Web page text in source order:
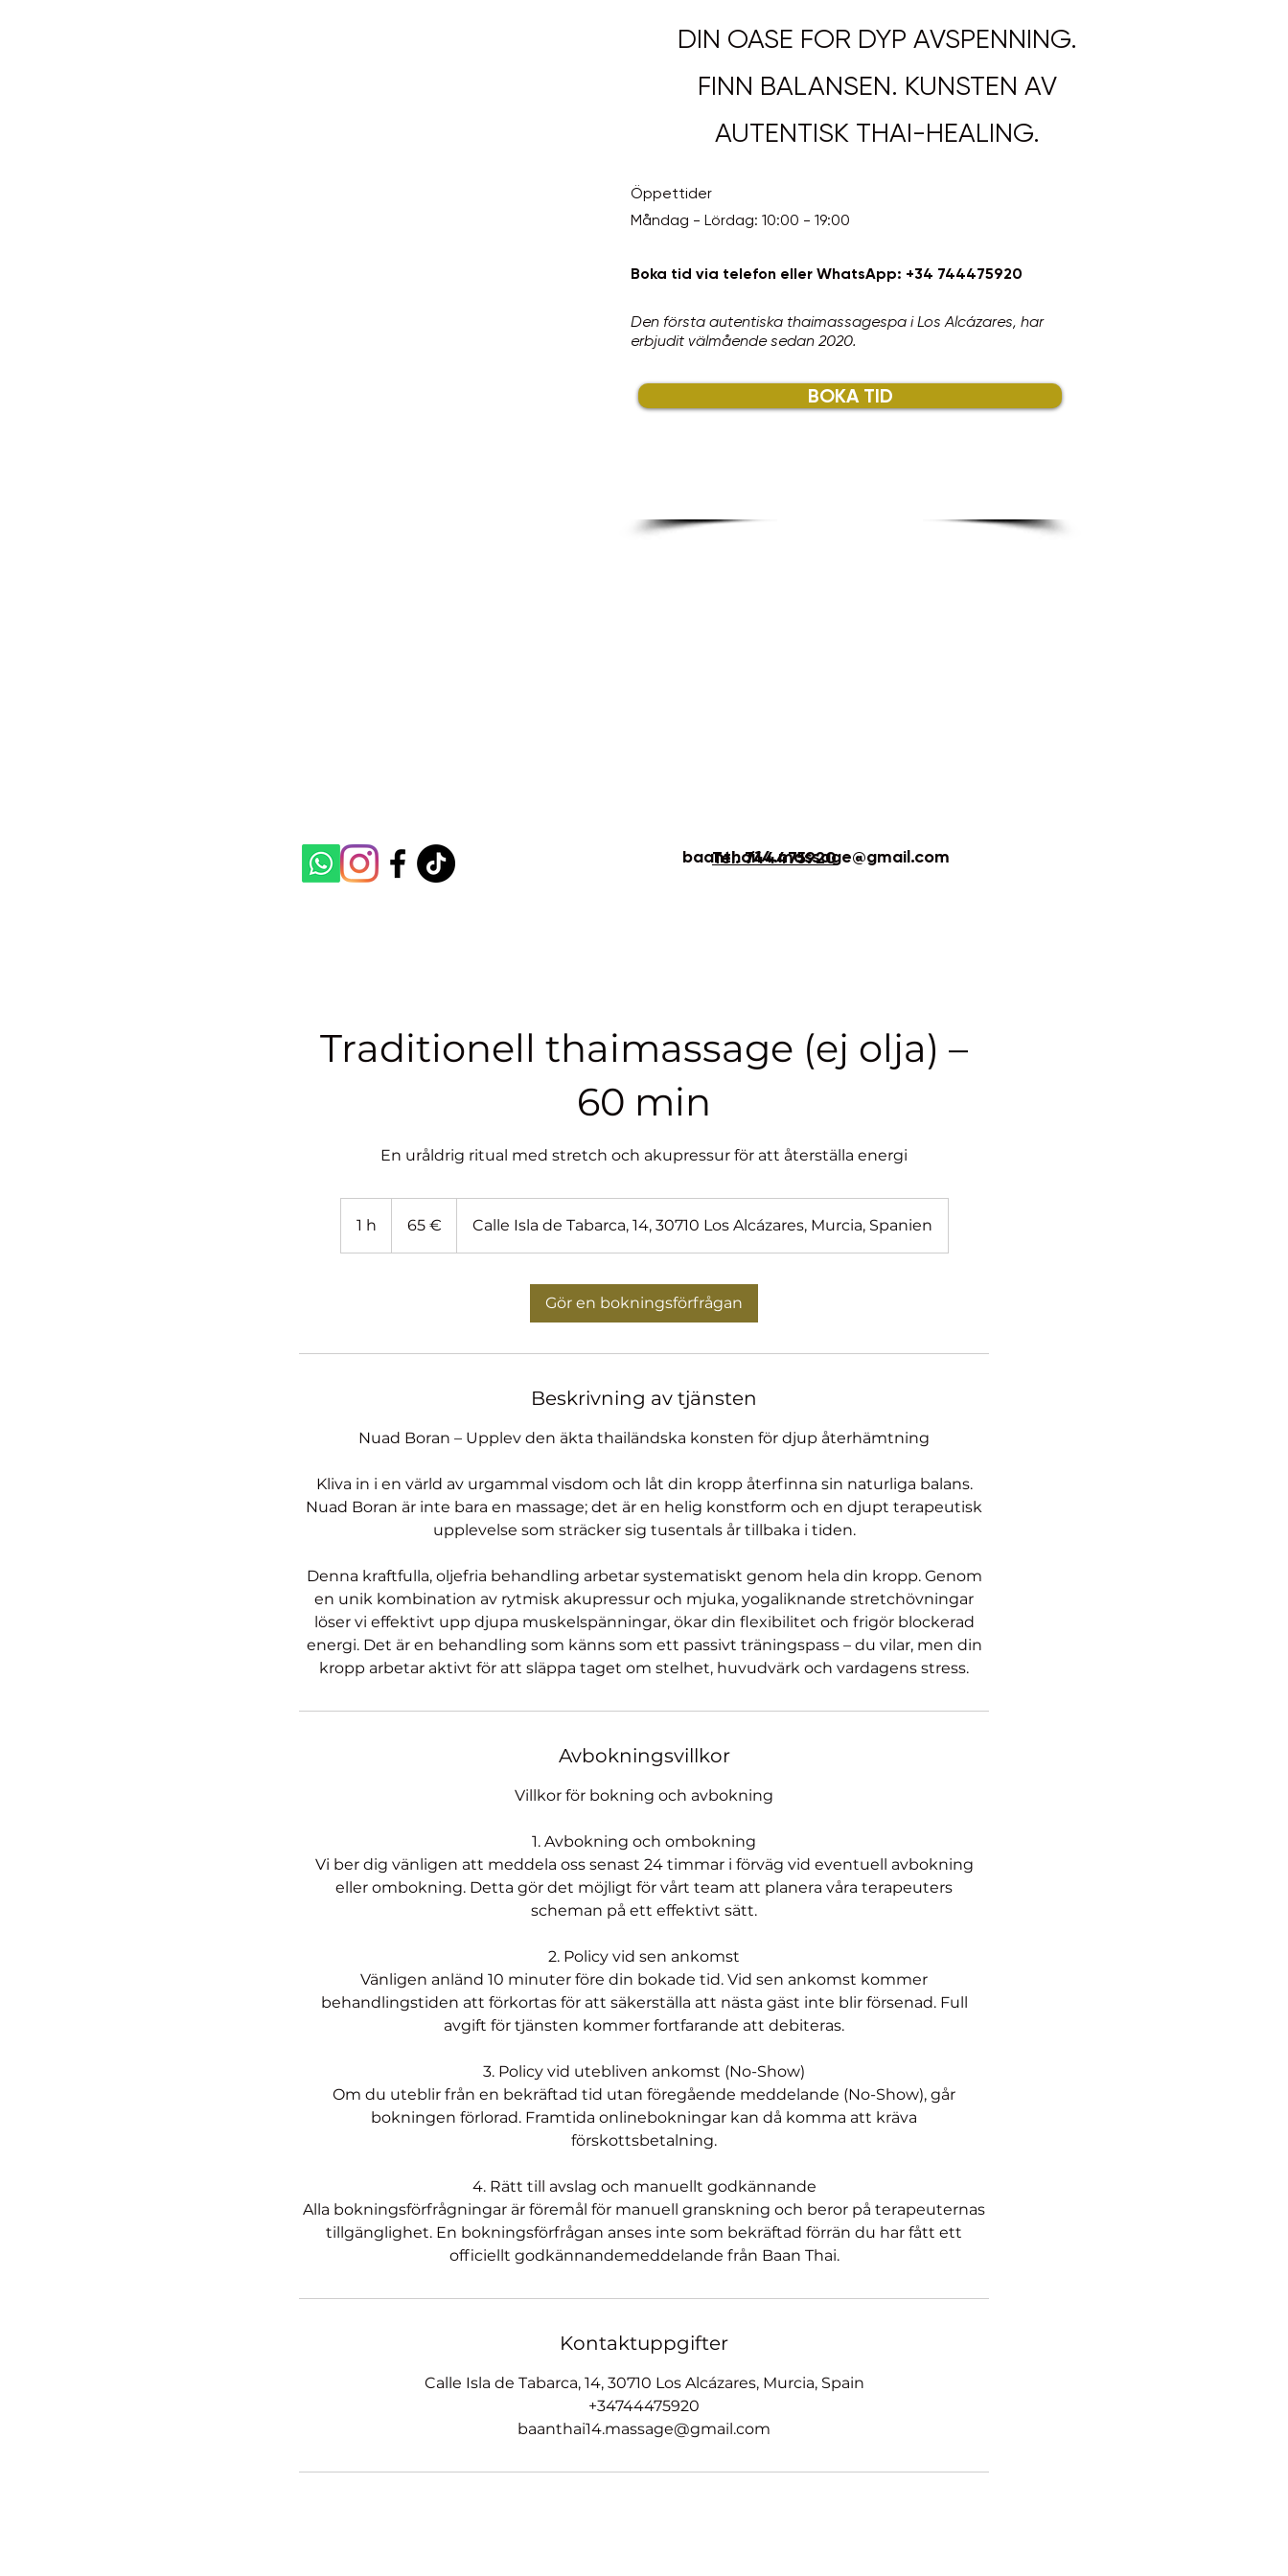
DIN OASE FOR DYP AVSPENNING.
FINN BALANSEN. KUNSTEN AV
AUTENTISK THAI-HEALING.
Öppettider
Måndag - Lördag: 10:00 - 19:00
Boka tid via telefon eller WhatsApp: +34 744475920
Den första autentiska thaimassagespa i Los Alcázares, har
erbjudit välmående sedan 2020.
BOKA TID
Tel. 744475920
baanthai14.massage@gmail.com
Traditionell thaimassage (ej olja) –
60 min
En uråldrig ritual med stretch och akupressur för att återställa energi
1 h 65 € Calle Isla de Tabarca, 14, 30710 Los Alcázares, Murcia, Spanien
Gör en bokningsförfrågan
Beskrivning av tjänsten
Nuad Boran – Upplev den äkta thailändska konsten för djup återhämtning
Kliva in i en värld av urgammal visdom och låt din kropp återfinna sin naturliga balans.
Nuad Boran är inte bara en massage; det är en helig konstform och en djupt terapeutisk
upplevelse som sträcker sig tusentals år tillbaka i tiden.
Denna kraftfulla, oljefria behandling arbetar systematiskt genom hela din kropp. Genom
en unik kombination av rytmisk akupressur och mjuka, yogaliknande stretchövningar
löser vi effektivt upp djupa muskelspänningar, ökar din flexibilitet och frigör blockerad
energi. Det är en behandling som känns som ett passivt träningspass – du vilar, men din
kropp arbetar aktivt för att släppa taget om stelhet, huvudvärk och vardagens stress.
Avbokningsvillkor
Villkor för bokning och avbokning
1. Avbokning och ombokning
Vi ber dig vänligen att meddela oss senast 24 timmar i förväg vid eventuell avbokning
eller ombokning. Detta gör det möjligt för vårt team att planera våra terapeuters
scheman på ett effektivt sätt.
2. Policy vid sen ankomst
Vänligen anländ 10 minuter före din bokade tid. Vid sen ankomst kommer
behandlingstiden att förkortas för att säkerställa att nästa gäst inte blir försenad. Full
avgift för tjänsten kommer fortfarande att debiteras.
3. Policy vid utebliven ankomst (No-Show)
Om du uteblir från en bekräftad tid utan föregående meddelande (No-Show), går
bokningen förlorad. Framtida onlinebokningar kan då komma att kräva
förskottsbetalning.
4. Rätt till avslag och manuellt godkännande
Alla bokningsförfrågningar är föremål för manuell granskning och beror på terapeuternas
tillgänglighet. En bokningsförfrågan anses inte som bekräftad förrän du har fått ett
officiellt godkännandemeddelande från Baan Thai.
Kontaktuppgifter
Calle Isla de Tabarca, 14, 30710 Los Alcázares, Murcia, Spain
+34744475920
baanthai14.massage@gmail.com